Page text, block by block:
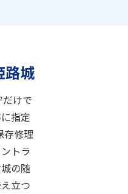
路城
けで
指定
存修理
トラ
の随
立つ